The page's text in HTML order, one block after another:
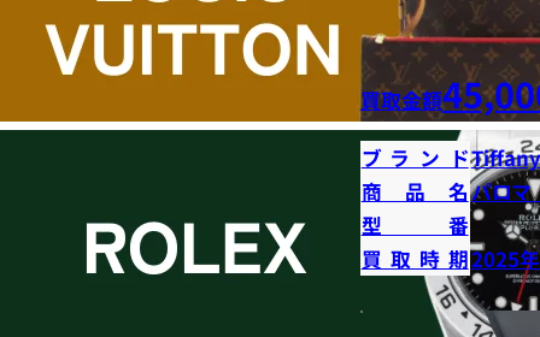
買取金額
ブランド
商品名パロマ
型番
買取時期2025